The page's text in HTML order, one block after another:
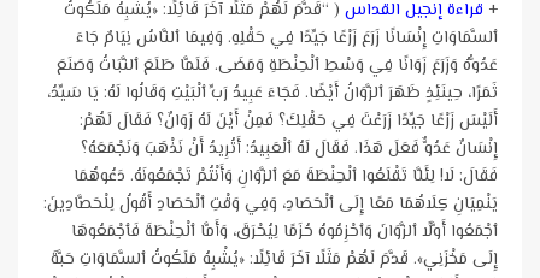
+ قراءة إنجيل القداس ( “قَدَّمَ لَهُمْ مَثَلًا آخَرَ قَائِلًا: «يُشْبِهُ مَلَكُوتُ
ٱلسَّمَاوَاتِ إِنْسَانًا زَرَعَ زَرْعًا جَيِّدًا فِي حَقْلِهِ. وَفِيمَا ٱلنَّاسُ نِيَامٌ جَاءَ
عَدُوُّهُ وَزَرَعَ زَوَانًا فِي وَسْطِ ٱلْحِنْطَةِ وَمَضَى. فَلَمَّا طَلَعَ ٱلنَّبَاتُ وَصَنَعَ
ثَمَرًا، حِينَئِذٍ ظَهَرَ ٱلزَّوَانُ أَيْضًا. فَجَاءَ عَبِيدُ رَبِّ ٱلْبَيْتِ وَقَالُوا لَهُ: يَا سَيِّدُ،
أَلَيْسَ زَرْعًا جَيِّدًا زَرَعْتَ فِي حَقْلِكَ؟ فَمِنْ أَيْنَ لَهُ زَوَانٌ؟ فَقَالَ لَهُمْ:
إِنْسَانٌ عَدُوٌّ فَعَلَ هَذَا. فَقَالَ لَهُ ٱلْعَبِيدُ: أَتُرِيدُ أَنْ نَذْهَبَ وَنَجْمَعَهُ؟
فَقَالَ: لَا! لِئَلَّا تَقْلَعُوا ٱلْحِنْطَةَ مَعَ ٱلزَّوَانِ وَأَنْتُمْ تَجْمَعُونَهُ. دَعُوهُمَا
يَنْمِيَانِ كِلَاهُمَا مَعًا إِلَى ٱلْحَصَادِ، وَفِي وَقْتِ ٱلْحَصَادِ أَقُولُ لِلْحَصَّادِينَ:
ٱجْمَعُوا أَوَّلًا ٱلزَّوَانَ وَٱحْزِمُوهُ حُزَمًا لِيُحْرَقَ، وَأَمَّا ٱلْحِنْطَةَ فَٱجْمَعُوهَا
إِلَى مَخْزَنِي». قَدَّمَ لَهُمْ مَثَلًا آخَرَ قَائِلًا: «يُشْبِهُ مَلَكُوتُ ٱلسَّمَاوَاتِ حَبَّةَ